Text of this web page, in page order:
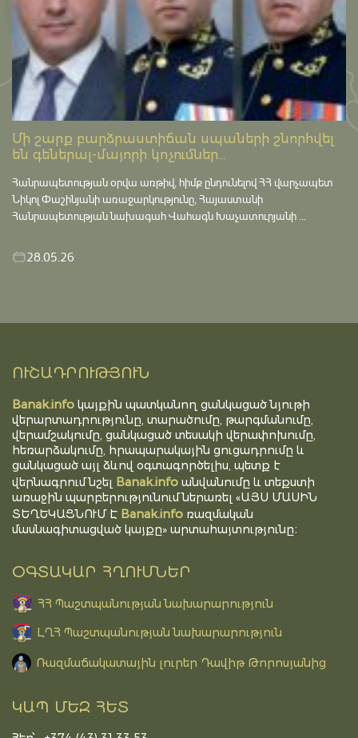
Մի շարք բարձրաստիճան սպաների շնորհվել
են գեներալ-մայորի կոչումներ...
Հանրապետության օրվա առթիվ, հիմք ընդունելով ՀՀ վարչապետ
Նիկոլ Փաշինյանի առաջարկությունը, Հայաստանի
Հանրապետության նախագահ Վահագն Խաչատուրյանի ...
28.05.26
ՈՒՇԱԴՐՈՒԹՅՈՒՆ
Banak.info կայքին պատկանող ցանկացած նյութի
վերարտադրությունը, տարածումը, թարգմանումը,
վերամշակումը, ցանկացած տեսակի վերափոխումը,
հեռարձակումը, հրապարակային ցուցադրումը և
ցանկացած այլ ձևով օգտագործելիս, պետք է
վերնագրում նշել Banak.info անվանումը և տեքստի
առաջին պարբերությունում ներառել «ԱՅՍ ՄԱՍԻՆ
ՏԵՂԵԿԱՑՆՈՒՄ Է Banak.info ռազմական
մասնագիտացված կայքը» արտահայտությունը։
ՕԳՏԱԿԱՐ ՀՂՈՒՄՆԵՐ
ՀՀ Պաշտպանության նախարարություն
ԼՂՀ Պաշտպանության նախարարություն
Ռազմաճակատային լուրեր Դավիթ Թորոսյանից
ԿԱՊ ՄԵԶ ՀԵՏ